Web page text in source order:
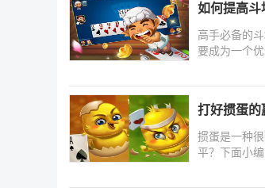
如何提高斗
高手必备的
要成为一个
打好掼蛋的
掼蛋是一种
平？下面小